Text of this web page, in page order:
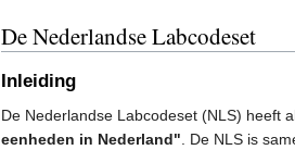
De Nederlandse Labcodeset
Inleiding
De Nederlandse Labcodeset (NLS) heeft
eenheden in Nederland" . De NLS is